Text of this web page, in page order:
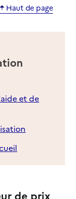
Haut de page
et de
de prix